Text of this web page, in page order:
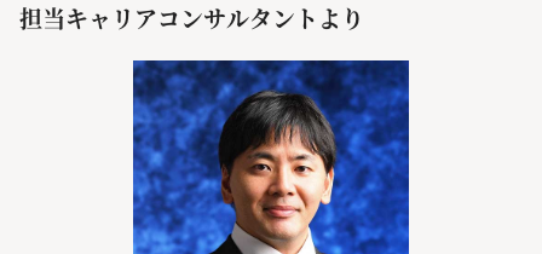
担当キャリアコンサルタントより